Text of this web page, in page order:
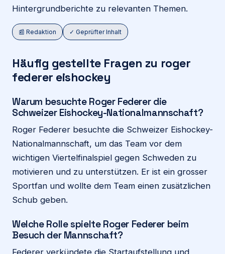
Hintergrundberichte zu relevanten Themen.
📰 Redaktion ✓ Geprüfter Inhalt
Häufig gestellte Fragen zu roger
federer eishockey
Warum besuchte Roger Federer die
Schweizer Eishockey-Nationalmannschaft?
Roger Federer besuchte die Schweizer Eishockey-
Nationalmannschaft, um das Team vor dem
wichtigen Viertelfinalspiel gegen Schweden zu
motivieren und zu unterstützen. Er ist ein grosser
Sportfan und wollte dem Team einen zusätzlichen
Schub geben.
Welche Rolle spielte Roger Federer beim
Besuch der Mannschaft?
Federer verkündete die Startaufstellung und